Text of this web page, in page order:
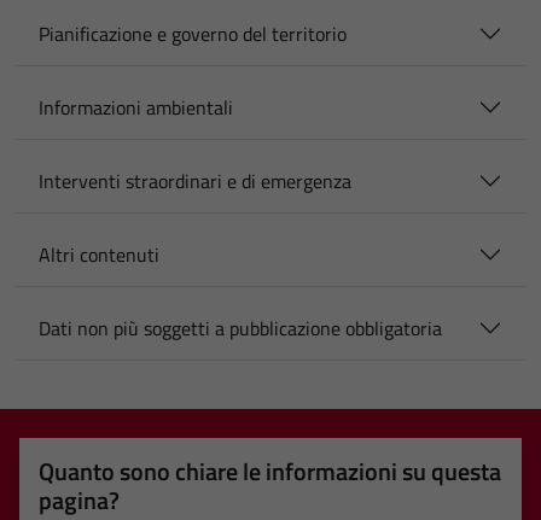
Pianificazione e governo del territorio
Informazioni ambientali
Interventi straordinari e di emergenza
Altri contenuti
Dati non più soggetti a pubblicazione obbligatoria
Quanto sono chiare le informazioni su questa
pagina?